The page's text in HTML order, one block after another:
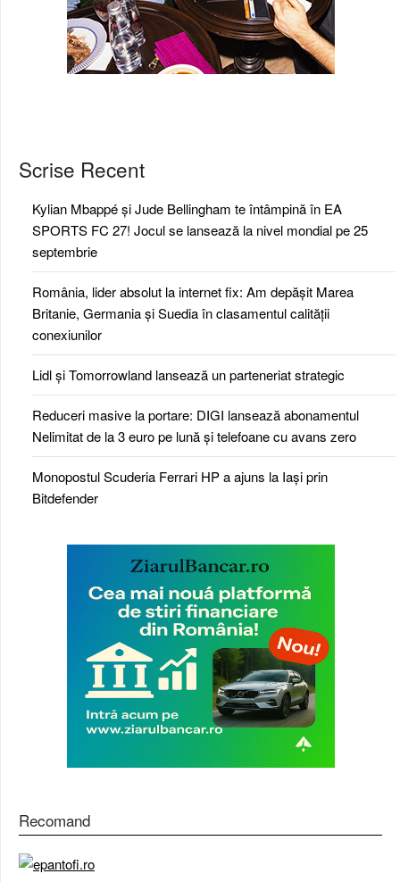
Scrise Recent
Kylian Mbappé și Jude Bellingham te întâmpină în EA
SPORTS FC 27! Jocul se lansează la nivel mondial pe 25
septembrie
România, lider absolut la internet fix: Am depășit Marea
Britanie, Germania și Suedia în clasamentul calității
conexiunilor
Lidl și Tomorrowland lansează un parteneriat strategic
Reduceri masive la portare: DIGI lansează abonamentul
Nelimitat de la 3 euro pe lună și telefoane cu avans zero
Monopostul Scuderia Ferrari HP a ajuns la Iași prin
Bitdefender
Recomand